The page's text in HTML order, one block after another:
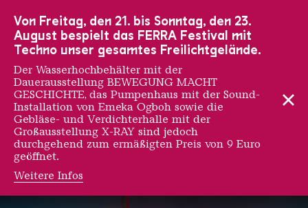
Von Freitag, den 21. bis Sonntag, den 23.
August bespielt das FERRA Festival mit
Techno unser gesamtes Freilichtgelände.
Der Wasserhochbehälter mit der
Dauerausstellung BEWEGUNG MACHT
GESCHICHTE, das Pumpenhaus mit der Sound-
Installation von Emeka Ogboh sowie die
Gebläse- und Verdichterhalle mit der
Großausstellung X-RAY sind jedoch
durchgehend zum ermäßigten Preis von 9 Euro
geöffnet.
Weitere Infos